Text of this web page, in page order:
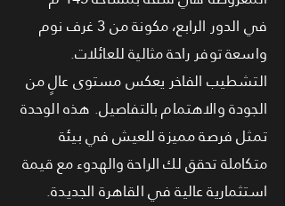
في الدور الرابع، مكونة من 3 غرف نوم
واسعة توفر راحة مثالية للعائلات.
التشطيب الفاخر يعكس مستوى عالٍ من
الجودة والاهتمام بالتفاصيل. هذه الوحدة
تمثل فرصة مميزة للعيش في بيئة
متكاملة تحقق لك الراحة والهدوء مع قيمة
استثمارية عالية في القاهرة الجديدة.